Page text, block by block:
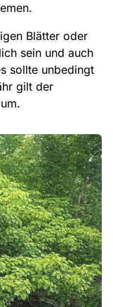
Blätter oder
sein und auch
sollte unbedingt
gilt der